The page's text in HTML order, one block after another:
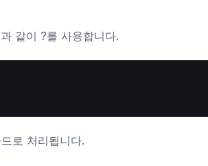
같이 ?를 사용합니다.
로 처리됩니다.